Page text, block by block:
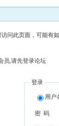
问此页面，可能有
员,请先登录论坛
登录
用户
密 码